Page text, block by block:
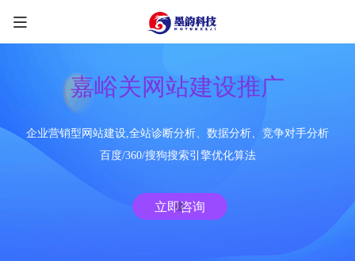
嘉峪关网站建设推广
企业营销型网站建设,全站诊断分析、数据分析、竞争对手分析
百度/360/搜狗搜索引擎优化算法
立即咨询
限时优惠咨询中